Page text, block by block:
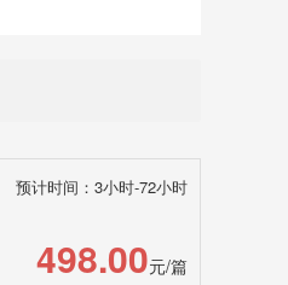
预计时间：3小时-72小时
498.00元/篇